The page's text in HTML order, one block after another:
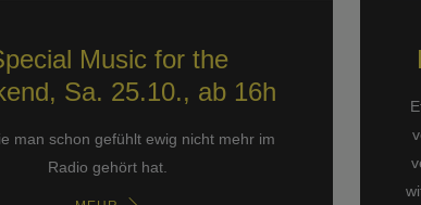
Music for the
Sa. 25.10., ab 16h
man schon gefühlt ewig nicht mehr im
Radio gehört hat.